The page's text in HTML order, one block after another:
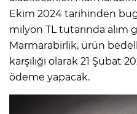
Ekim 2024 tarihinden
milyon TL tutarında alım
Marmarabirlik, ürün
karşılığı olarak 21 Şubat
ödeme yapacak.